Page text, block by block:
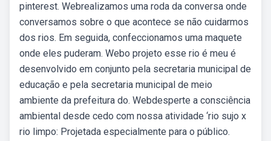
pinterest. Webrealizamos uma roda da conversa onde
conversamos sobre o que acontece se não cuidarmos
dos rios. Em seguida, confeccionamos uma maquete
onde eles puderam. Webo projeto esse rio é meu é
desenvolvido em conjunto pela secretaria municipal de
educação e pela secretaria municipal de meio
ambiente da prefeitura do. Webdesperte a consciência
ambiental desde cedo com nossa atividade ‘rio sujo x
rio limpo: Projetada especialmente para o público.